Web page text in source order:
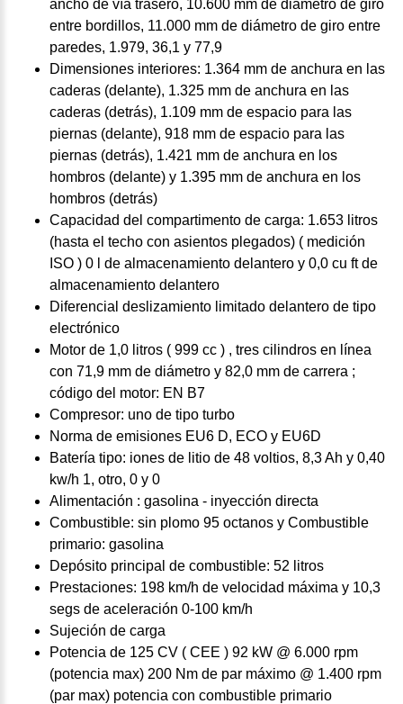
ancho de vía trasero, 10.600 mm de diámetro de giro
entre bordillos, 11.000 mm de diámetro de giro entre
paredes, 1.979, 36,1 y 77,9
Dimensiones interiores: 1.364 mm de anchura en las
caderas (delante), 1.325 mm de anchura en las
caderas (detrás), 1.109 mm de espacio para las
piernas (delante), 918 mm de espacio para las
piernas (detrás), 1.421 mm de anchura en los
hombros (delante) y 1.395 mm de anchura en los
hombros (detrás)
Capacidad del compartimento de carga: 1.653 litros
(hasta el techo con asientos plegados) ( medición
ISO ) 0 l de almacenamiento delantero y 0,0 cu ft de
almacenamiento delantero
Diferencial deslizamiento limitado delantero de tipo
electrónico
Motor de 1,0 litros ( 999 cc ) , tres cilindros en línea
con 71,9 mm de diámetro y 82,0 mm de carrera ;
código del motor: EN B7
Compresor: uno de tipo turbo
Norma de emisiones EU6 D, ECO y EU6D
Batería tipo: iones de litio de 48 voltios, 8,3 Ah y 0,40
kw/h 1, otro, 0 y 0
Alimentación : gasolina - inyección directa
Combustible: sin plomo 95 octanos y Combustible
primario: gasolina
Depósito principal de combustible: 52 litros
Prestaciones: 198 km/h de velocidad máxima y 10,3
segs de aceleración 0-100 km/h
Sujeción de carga
Potencia de 125 CV ( CEE ) 92 kW @ 6.000 rpm
(potencia max) 200 Nm de par máximo @ 1.400 rpm
(par max) potencia con combustible primario